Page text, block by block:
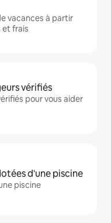
vacances à partir
et frais
vérifiés
pour vous aider
d'une piscine
piscine